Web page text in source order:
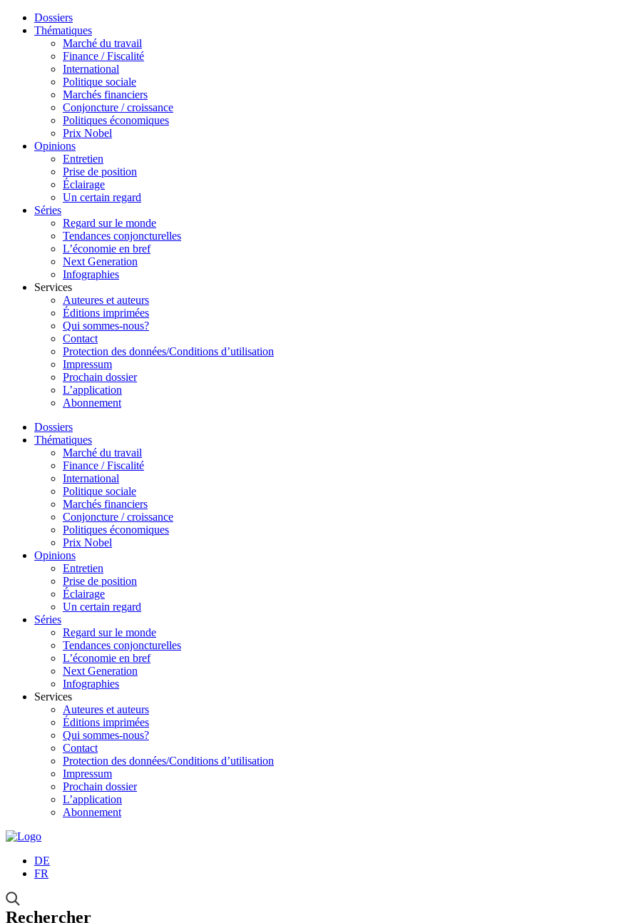
Dossiers
Thématiques
Marché du travail
Finance / Fiscalité
International
Politique sociale
Marchés financiers
Conjoncture / croissance
Politiques économiques
Prix Nobel
Opinions
Entretien
Prise de position
Éclairage
Un certain regard
Séries
Regard sur le monde
Tendances conjoncturelles
L’économie en bref
Next Generation
Infographies
Services
Auteures et auteurs
Éditions imprimées
Qui sommes-nous?
Contact
Protection des données/Conditions d’utilisation
Impressum
Prochain dossier
L’application
Abonnement
Dossiers
Thématiques
Marché du travail
Finance / Fiscalité
International
Politique sociale
Marchés financiers
Conjoncture / croissance
Politiques économiques
Prix Nobel
Opinions
Entretien
Prise de position
Éclairage
Un certain regard
Séries
Regard sur le monde
Tendances conjoncturelles
L’économie en bref
Next Generation
Infographies
Services
Auteures et auteurs
Éditions imprimées
Qui sommes-nous?
Contact
Protection des données/Conditions d’utilisation
Impressum
Prochain dossier
L’application
Abonnement
DE
FR
Rechercher